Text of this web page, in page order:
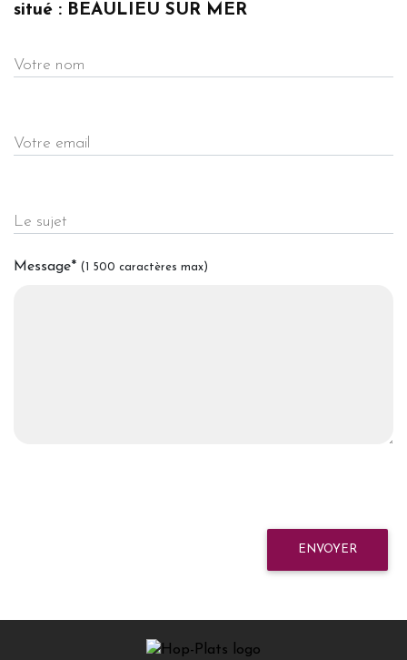
situé : BEAULIEU SUR MER
Votre nom
Votre email
Le sujet
Message* (1 500 caractères max)
ENVOYER